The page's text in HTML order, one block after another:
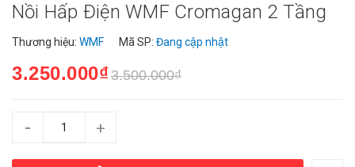
Nồi Hấp Điện WMF Cromagan 2 Tầng
Thương hiệu: WMF Mã SP: Đang cập nhật
3.250.000₫3.500.000₫
- +